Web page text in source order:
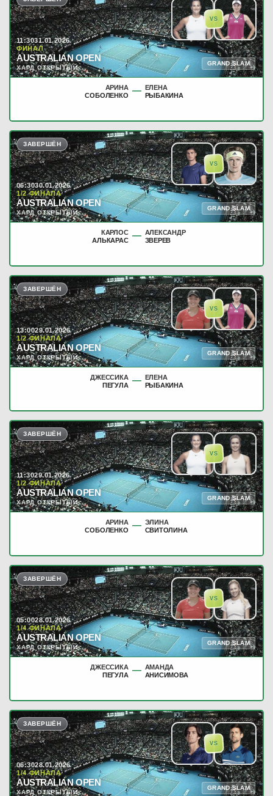
VS
11:3031.01.2026
ФИНАЛ
AUSTRALIAN OPEN
ХАРД ОТКРЫТЫЙ
GRAND SLAM
АРИНА
СОБОЛЕНКО — ЕЛЕНА
РЫБАКИНА
VS
ЗАВЕРШЁН
06:3030.01.2026
1/2 ФИНАЛА
AUSTRALIAN OPEN
ХАРД ОТКРЫТЫЙ
GRAND SLAM
КАРЛОС
АЛЬКАРАС — АЛЕКСАНДР
ЗВЕРЕВ
VS
ЗАВЕРШЁН
13:0029.01.2026
1/2 ФИНАЛА
AUSTRALIAN OPEN
ХАРД ОТКРЫТЫЙ
GRAND SLAM
ДЖЕССИКА
ПЕГУЛА — ЕЛЕНА
РЫБАКИНА
VS
ЗАВЕРШЁН
11:3029.01.2026
1/2 ФИНАЛА
AUSTRALIAN OPEN
ХАРД ОТКРЫТЫЙ
GRAND SLAM
АРИНА
СОБОЛЕНКО — ЭЛИНА
СВИТОЛИНА
VS
ЗАВЕРШЁН
05:0028.01.2026
1/4 ФИНАЛА
AUSTRALIAN OPEN
ХАРД ОТКРЫТЫЙ
GRAND SLAM
ДЖЕССИКА
ПЕГУЛА — АМАНДА
АНИСИМОВА
VS
ЗАВЕРШЁН
06:3028.01.2026
1/4 ФИНАЛА
AUSTRALIAN OPEN
ХАРД ОТКРЫТЫЙ
GRAND SLAM